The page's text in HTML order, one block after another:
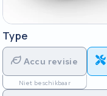
Type
Accu revisie
Niet beschikbaar